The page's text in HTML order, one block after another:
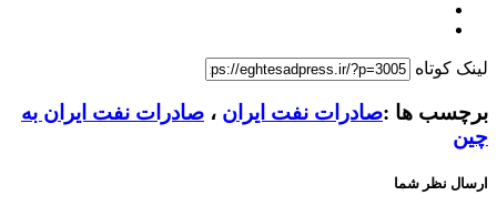
لینک کوتاه
برچسب ها :صادرات نفت ایران ، صادرات نفت ایران به
چین
ارسال نظر شما